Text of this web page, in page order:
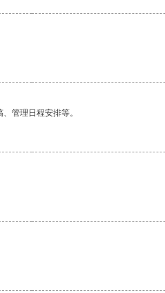
管理日程安排等。